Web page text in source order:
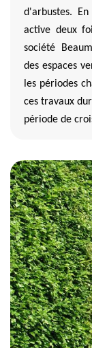
d'arbustes.
active deux
société
des espaces
les périodes
ces travaux
période de